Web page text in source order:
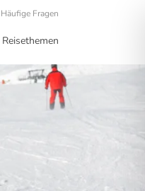
Reisethemen
Häufige Fragen